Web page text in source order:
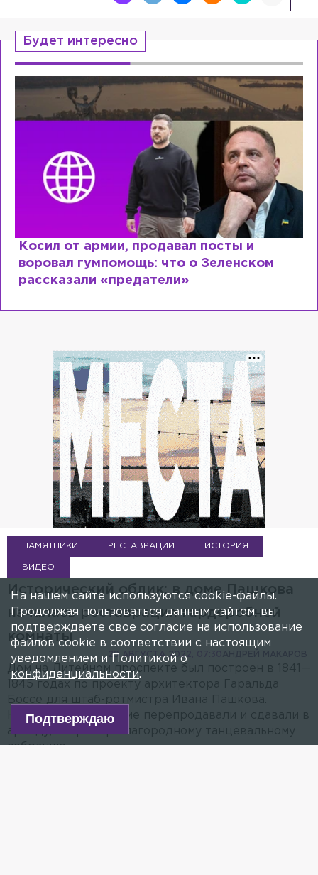
Будет интересно
Рыдает из-за мужа, но опять флиртует с
Лазаревым: как Лера Кудрявцева
сходит с ума
ПАМЯТНИКИ РЕСТАВРАЦИИ ИСТОРИЯ
ВИДЕО
Исторический облик: в доме Пашкова
началась реставрация гардеробной
комнаты
29 АВГУСТА 2022, 07:30
Дом на Литейном проспекте был построен в 1841—
1845 годах по проекту архитектора Гаральда
Боссе для штаб-ротмистра Ивана Пашкова.
Несколько раз здание перепродавали и сдавали в
аренду, например благородному танцевальному
собранию.
На нашем сайте используются cookie-файлы.
Продолжая пользоваться данным сайтом, вы
подтверждаете свое согласие на использование
файлов cookie в соответствии с настоящим
уведомлением и
Политикой о
конфиденциальности.
Подтверждаю